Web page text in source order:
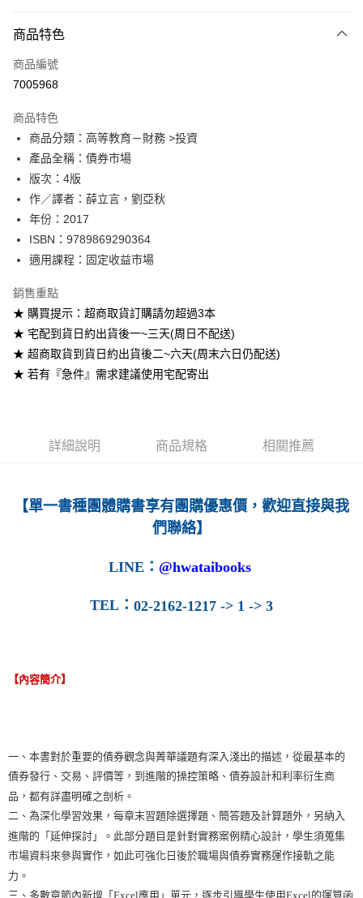
信用卡一次付款
超商取貨付款
Google Pay
ATM付款
運送方式
每筆NT$60
7-11取貨付款
每筆NT$60
宅配-台灣本島
每筆NT$160
商品特色
商品編號
7005968
商品特色
商品分類：高等教育－財務 >投資
產品全稱：債券市場
版次：4版
作／譯者：薛立言，劉亞秋
年份：2017
ISBN：9789869290364
適用課程：固定收益市場
銷售重點
★ 購買提示：超商取貨訂購請勿超過3本
★ 宅配到貨日約出貨後一~三天(周日不配送)
★ 超商取貨到貨日約出貨後二~六天(周末六日仍配送)
★ 若有『急件』需求建議使用宅配寄出
詳細說明 商品規格 相關推薦
【單一書種團體購書享有團購優惠價，歡迎直接與我
們聯絡】
LINE ： @hwataibooks
TEL ： 02-2162-1217 -> 1 -> 3
【內容簡介】
一、本書對於重要的債券觀念與菁華議題有深入淺出的描述，從最基本的
債券發行、交易、評價等，到進階的操控策略、債券設計和利率衍生商
品，都有詳盡明確之剖析。
二、為深化學習效果，每章末習題除選擇題、簡答題及計算題外，另納入
進階的「延伸探討」。此部分題目是針對實務案例精心設計，學生須蒐集
市場資料來參與實作，如此可強化日後於職場與債券實務運作接軌之能
力。
三、多數章節內新增「Excel應用」單元，逐步引導學生使用Excel的運算函